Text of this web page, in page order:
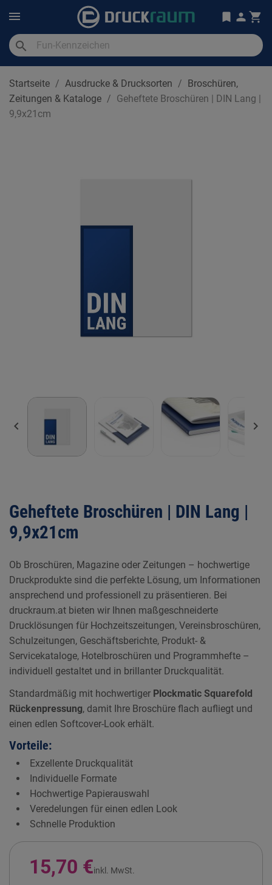
search
Startseite Ausdrucke & Drucksorten
Broschüren,
Zeitungen & Kataloge
Geheftete Broschüren | DIN Lang |
9,9x21cm
 
Geheftete Broschüren | DIN Lang |
9,9x21cm
Ob Broschüren, Magazine oder Zeitungen – hochwertige
Druckprodukte sind die perfekte Lösung, um Informationen
ansprechend und professionell zu präsentieren. Bei
druckraum.at bieten wir Ihnen maßgeschneiderte
Drucklösungen für Hochzeitszeitungen, Vereinsbroschüren,
Schulzeitungen, Geschäftsberichte, Produkt- &
Servicekataloge, Hotelbroschüren und Programmhefte –
individuell gestaltet und in brillanter Druckqualität.
Standardmäßig mit hochwertiger Plockmatic Squarefold
Rückenpressung, damit Ihre Broschüre flach aufliegt und
einen edlen Softcover-Look erhält.
Vorteile:
Exzellente Druckqualität
Individuelle Formate
Hochwertige Papierauswahl
Veredelungen für einen edlen Look
Schnelle Produktion
15,70 €inkl. MwSt.